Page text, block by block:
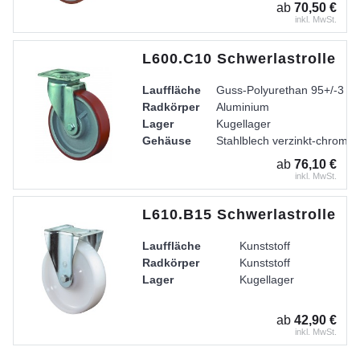
ab 70,50 €
inkl. MwSt.
L600.C10 Schwerlastrolle
Lauffläche
Guss-Polyurethan 95+/-3
Radkörper
Aluminium
Lager
Kugellager
Gehäuse
Stahlblech verzinkt-
ab 76,10 €
inkl. MwSt.
L610.B15 Schwerlastrolle
Lauffläche
Kunststoff
Radkörper
Kunststoff
Lager
Kugellager
ab 42,90 €
inkl. MwSt.